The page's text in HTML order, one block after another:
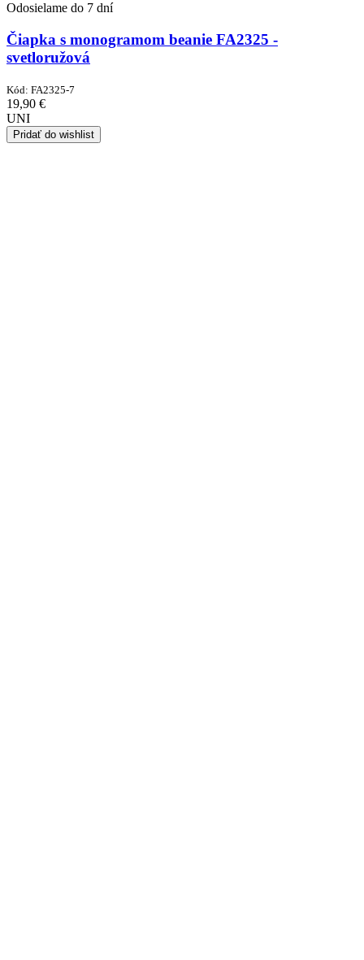
Odosielame do 7 dní
Čiapka s monogramom beanie FA2325 -
svetloružová
Kód: FA2325-7
19,90 €
UNI
Pridať do wishlist